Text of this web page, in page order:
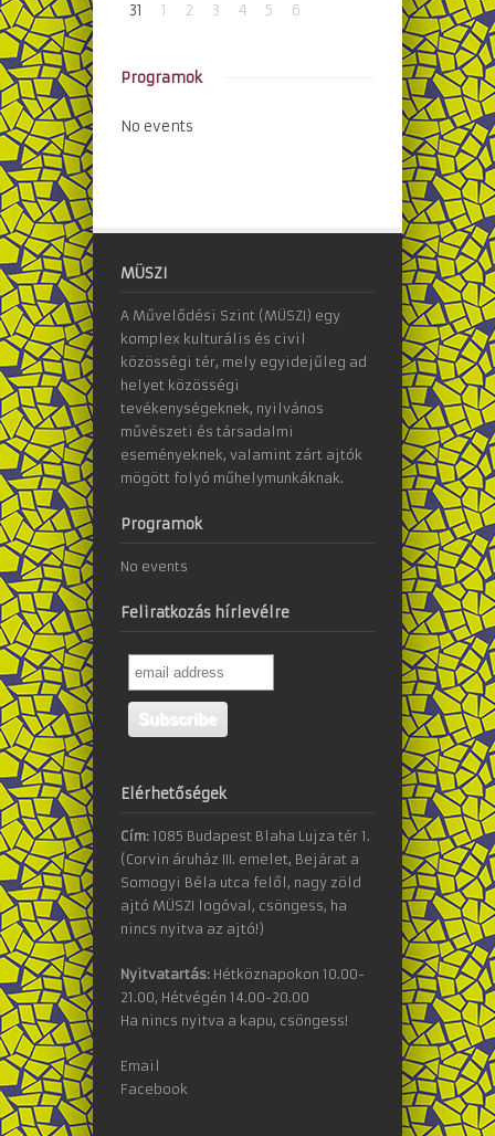
31
1 2 3 4 5 6
Programok
No events
MÜSZI
A Művelődési Szint (MÜSZI) egy
komplex kulturális és civil
közösségi tér, mely egyidejűleg ad
helyet közösségi
tevékenységeknek, nyilvános
művészeti és társadalmi
eseményeknek, valamint zárt ajtók
mögött folyó műhelymunkáknak.
Programok
No events
Feliratkozás hírlevélre
Elérhetőségek
Cím: 1085 Budapest Blaha Lujza tér 1.
(Corvin áruház III. emelet, Bejárat a
Somogyi Béla utca felől, nagy zöld
ajtó MÜSZI logóval, csöngess, ha
nincs nyitva az ajtó!)
Nyitvatartás: Hétköznapokon 10.00-
21.00, Hétvégén 14.00-20.00
Ha nincs nyitva a kapu, csöngess!
Email
Facebook